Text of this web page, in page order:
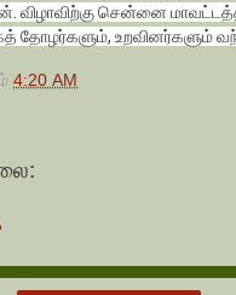
விழாவிற்கு சென்னை
தோழர்களும், உறவினர்களும்
4:20 AM